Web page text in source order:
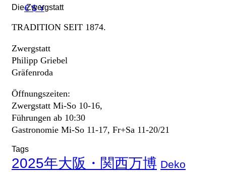
€ $ ¥
Die Zwergstatt
TRADITION SEIT 1874.
Zwergstatt
Philipp Griebel
Gräfenroda
Öffnungszeiten:
Zwergstatt Mi-So 10-16,
Führungen ab 10:30
Gastronomie Mi-So 11-17, Fr+Sa 11-20/21
Tags
2025年大阪・関西万博 Deko